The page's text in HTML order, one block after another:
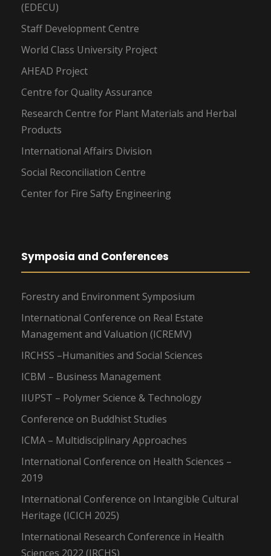
(EDECU)
Staff Development Centre
World Class University Project
AHEAD Project
Centre for Quality Assurance
Research Centre for Plant Materials and Herbal
Products
International Affairs Division
Social Reconciliation Centre
Center for Fire Safty Engineering
Symposia and Conferences
Forestry and Environment Symposium
International Conference on Real Estate
Management and Valuation (ICREMV)
IRCHSS –Humanities and Social Sciences
ICBM – Business Management
IIUPST – Polymer Science & Technology
Conference on Buddhist Studies
ICMA – Multidisciplinary Approaches
International Conference on Health Sciences –
2019
International Conference on Intangible Cultural
Heritage (ICICH 2025)
International Research Conference in Health
Sciences 2022 (IRCHS)